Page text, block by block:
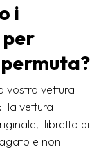
i
per
vostra vettura
la vettura
libretto di
e non